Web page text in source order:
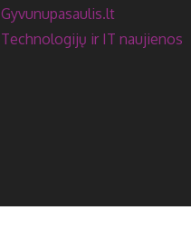
Gyvunupasaulis.lt
Technologijų ir IT naujienos